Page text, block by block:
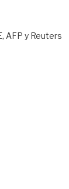
AFP y Reuters